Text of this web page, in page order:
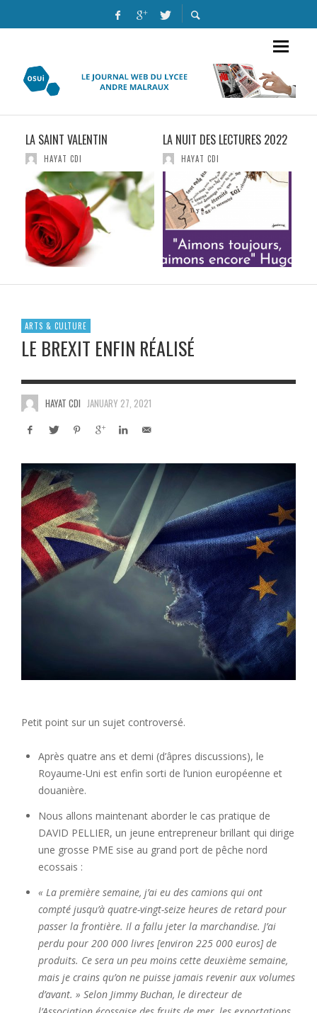
LA SAINT VALENTIN
HAYAT CDI
LA NUIT DES LECTURES 2022
HAYAT CDI
ARTS & CULTURE
LE BREXIT ENFIN RÉALISÉ
HAYAT CDI JANUARY 27, 2021
Petit point sur un sujet controversé.
Après quatre ans et demi (d’âpres discussions), le
Royaume-Uni est enfin sorti de l’union européenne et
douanière.
Nous allons maintenant aborder le cas pratique de
DAVID PELLIER, un jeune entrepreneur brillant qui dirige
une grosse PME sise au grand port de pêche nord
ecossais :
« La première semaine, j’ai eu des camions qui ont
compté jusqu’à quatre-vingt-seize heures de retard pour
passer la frontière. Il a fallu jeter la marchandise. J’ai
perdu pour 200 000 livres [environ 225 000 euros] de
produits. Ce sera un peu moins cette deuxième semaine,
mais je crains qu’on ne puisse jamais revenir aux volumes
d’avant. » Selon Jimmy Buchan, le directeur de